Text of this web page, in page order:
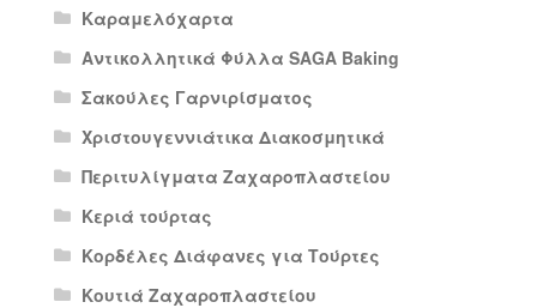
Καραμελόχαρτα
Αντικολλητικά Φύλλα SAGA Baking
Σακούλες Γαρνιρίσματος
Χριστουγεννιάτικα Διακοσμητικά
Περιτυλίγματα Ζαχαροπλαστείου
Κεριά τούρτας
Κορδέλες Διάφανες για Τούρτες
Κουτιά Ζαχαροπλαστείου